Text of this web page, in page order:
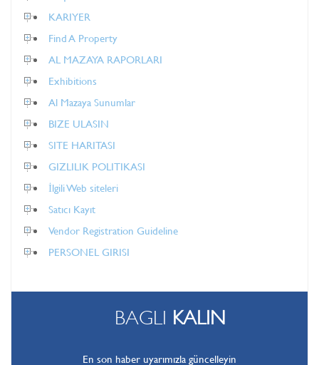
KARIYER
Find A Property
AL MAZAYA RAPORLARI
Exhibitions
Al Mazaya Sunumlar
BIZE ULASIN
SITE HARITASI
GIZLILIK POLITIKASI
İlgili Web siteleri
Satıcı Kayıt
Vendor Registration Guideline
PERSONEL GIRISI
BAGLI KALIN
En son haber uyarımızla güncelleyin